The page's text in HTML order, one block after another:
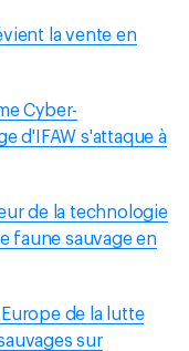
la vente en
Cyber-
d'IFAW s'attaque à
de la technologie
faune sauvage en
de la lutte
sur